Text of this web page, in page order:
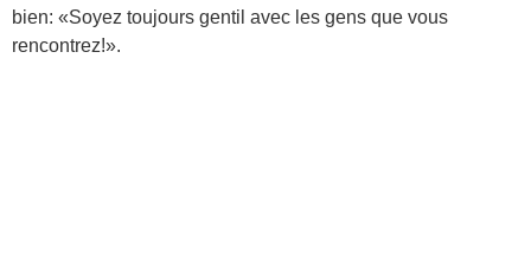
bien: «Soyez toujours gentil avec les gens que vous
rencontrez!».